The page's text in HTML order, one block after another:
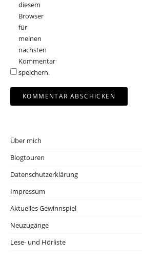
diesem
Browser
für
meinen
nächsten
Kommentar
speichern.
Über mich
Blogtouren
Datenschutzerklärung
Impressum
Aktuelles Gewinnspiel
Neuzugänge
Lese- und Hörliste